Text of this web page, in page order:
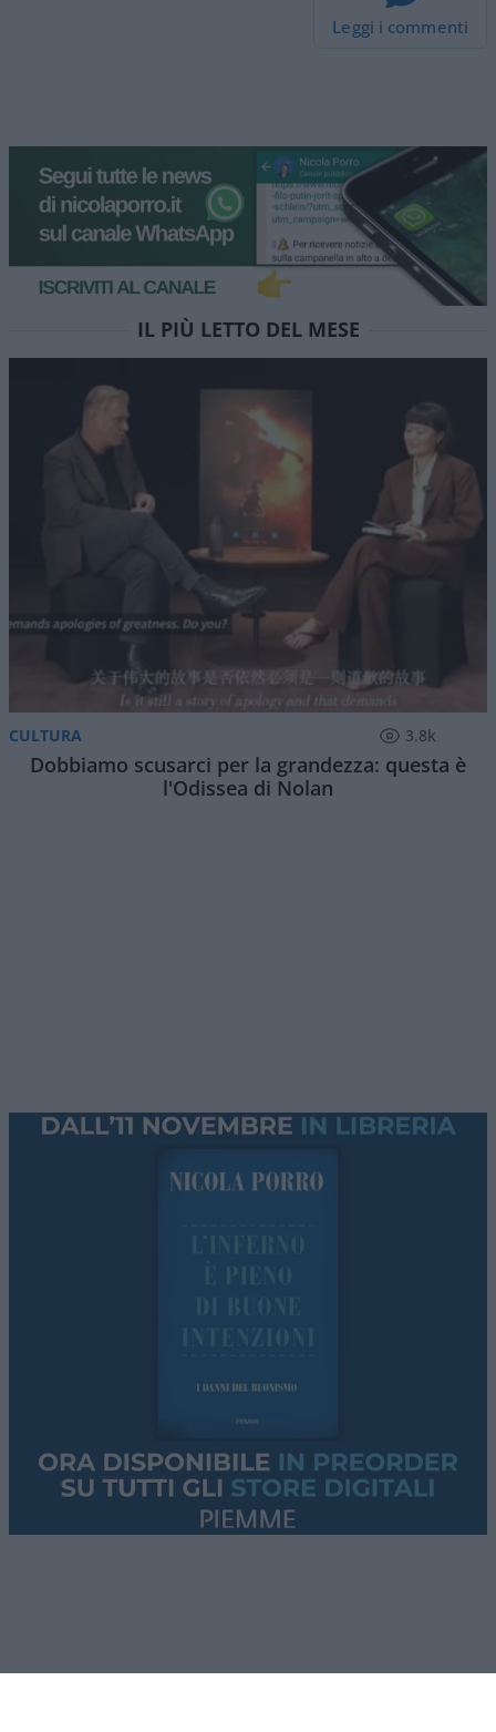
Leggi i commenti
Surreale a Firenze: Comune
albergatore mentre vieta gli
affitti brevi ai privati
Sindaca Funaro nella bufera, il caso Montedomini
svela l'ipocrisia del dirigismo municipale:
immobili pubblici trasformati in alloggi turistici,
mentre i privati accusati di sottrarre case alla
di
Sandro Scoppa
1.9k
Ora si scopre cheMontedomini, azienda pubblica
Comune, ha destinato unadozzina di